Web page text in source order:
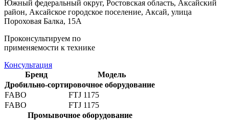
Южный федеральный округ, Ростовская область, Аксайский
район, Аксайское городское поселение, Аксай, улица
Пороховая Балка, 15А
Проконсультируем по
применяемости к технике
Консультация
Бренд
Модель
Дробильно-сортировочное оборудование
FABO
FTJ 1175
FABO
FTJ 1175
Промывочное оборудование